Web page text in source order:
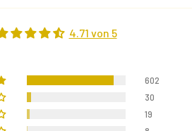
4.71 von 5
602
30
19